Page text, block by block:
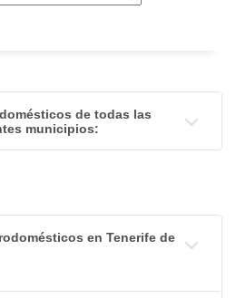
de todas las
municipios:
en Tenerife de